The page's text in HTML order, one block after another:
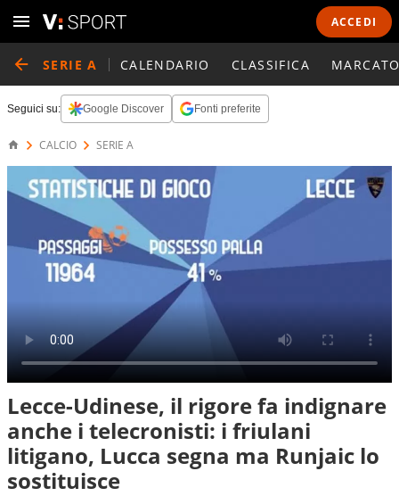
ACCEDI
SERIE A CALENDARIO CLASSIFICA
Seguici su: Google Discover Fonti preferite
CALCIO SERIE A
Lecce-Udinese, il rigore fa indignare
anche i telecronisti: i friulani
litigano, Lucca segna ma Runjaic lo
sostituisce